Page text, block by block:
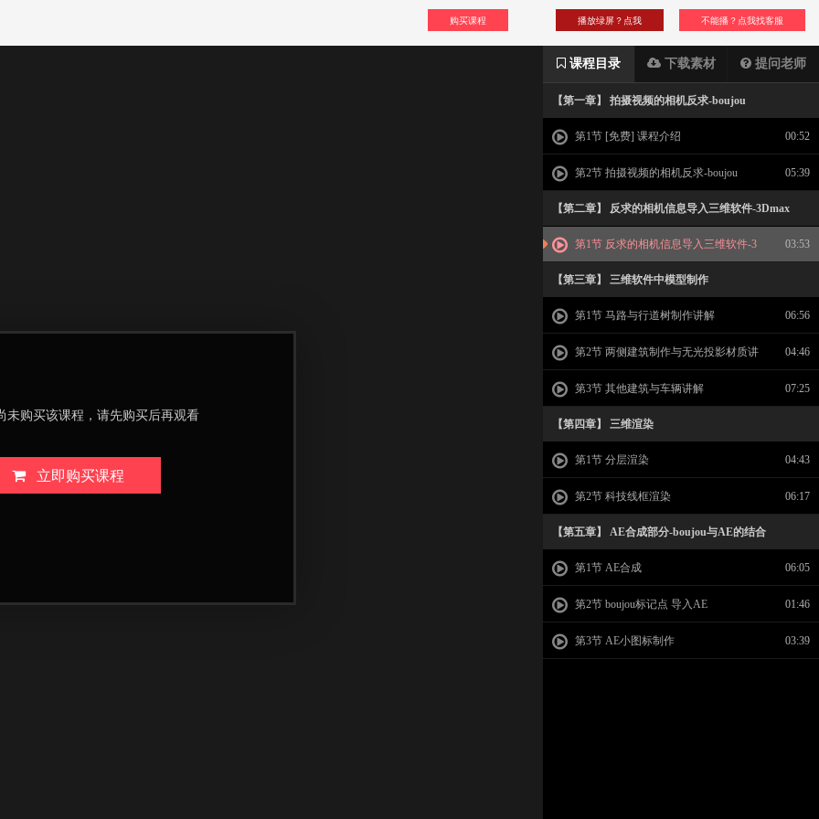
购买课程 不能播？点我找客服
播放绿屏？点我
课程目录 下载素材 提问老师
【第一章】 拍摄视频的相机反求-boujou
第1节 [免费] 课程介绍 00:52
第2节 拍摄视频的相机反求-boujou 05:39
【第二章】 反求的相机信息导入三维软件-3Dmax
第1节 反求的相机信息导入三维软件-3
Dmax
03:53
【第三章】 三维软件中模型制作
第1节 马路与行道树制作讲解 06:56
第2节 两侧建筑制作与无光投影材质讲
解
04:46
第3节 其他建筑与车辆讲解 07:25
【第四章】 三维渲染
第1节 分层渲染 04:43
第2节 科技线框渲染 06:17
【第五章】 AE合成部分-boujou与AE的结合
第1节 AE合成 06:05
第2节 boujou标记点 导入AE 01:46
第3节 AE小图标制作 03:39
未购买该课程，请先购买后再观看
立即购买课程